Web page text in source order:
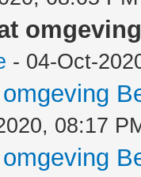
- 04-Oct-
08:17